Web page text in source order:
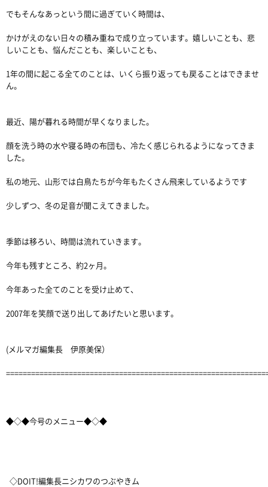
でもそんなあっという間に過ぎていく時間は、
かけがえのない日々の積み重ねで成り立っています。嬉しいことも、悲
しいことも、悩んだことも、楽しいことも、
1年の間に起こる全てのことは、いくら振り返っても戻ることはできませ
ん。
最近、陽が暮れる時間が早くなりました。
顔を洗う時の水や寝る時の布団も、冷たく感じられるようになってきま
した。
私の地元、山形では白鳥たちが今年もたくさん飛来しているようです
少しずつ、冬の足音が聞こえてきました。
季節は移ろい、時間は流れていきます。
今年も残すところ、約2ヶ月。
今年あった全てのことを受け止めて、
2007年を笑顔で送り出してあげたいと思います。
(メルマガ編集長 伊原美保）
◆◇◆今号のメニュー◆◇◆
◇DOIT!編集長ニシカワのつぶやきム